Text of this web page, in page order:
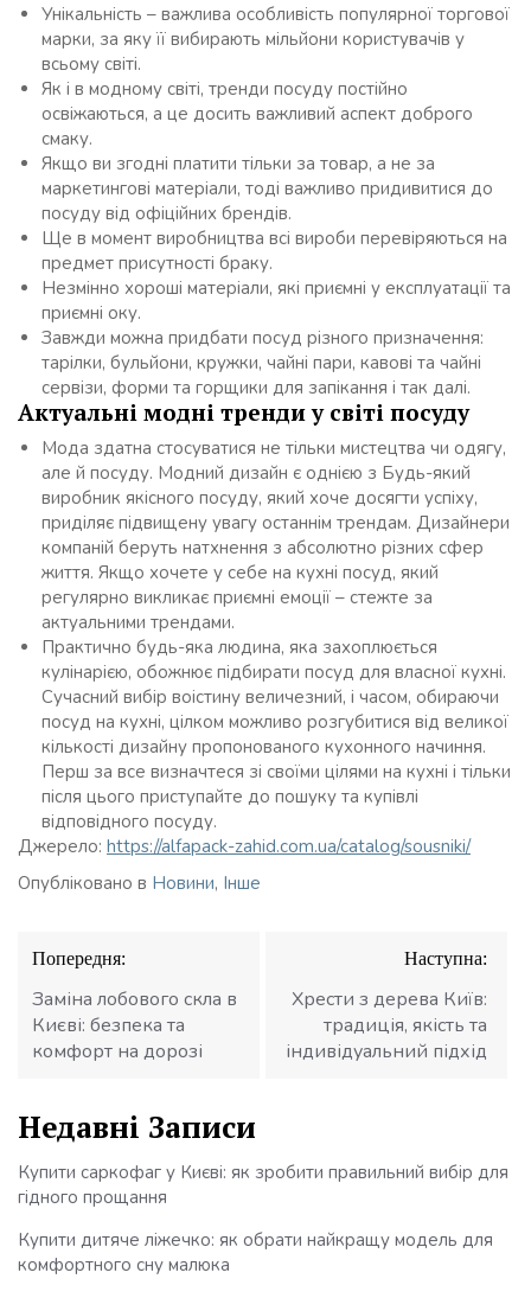
Унікальність – важлива особливість популярної торгової
марки, за яку її вибирають мільйони користувачів у
всьому світі.
Як і в модному світі, тренди посуду постійно
освіжаються, а це досить важливий аспект доброго
смаку.
Якщо ви згодні платити тільки за товар, а не за
маркетингові матеріали, тоді важливо придивитися до
посуду від офіційних брендів.
Ще в момент виробництва всі вироби перевіряються на
предмет присутності браку.
Незмінно хороші матеріали, які приємні у експлуатації та
приємні оку.
Завжди можна придбати посуд різного призначення:
тарілки, бульйони, кружки, чайні пари, кавові та чайні
сервізи, форми та горщики для запікання і так далі.
Актуальні модні тренди у світі посуду
Мода здатна стосуватися не тільки мистецтва чи одягу,
але й посуду. Модний дизайн є однією з Будь-який
виробник якісного посуду, який хоче досягти успіху,
приділяє підвищену увагу останнім трендам. Дизайнери
компаній беруть натхнення з абсолютно різних сфер
життя. Якщо хочете у себе на кухні посуд, який
регулярно викликає приємні емоції – стежте за
актуальними трендами.
Практично будь-яка людина, яка захоплюється
кулінарією, обожнює підбирати посуд для власної кухні.
Сучасний вибір воістину величезний, і часом, обираючи
посуд на кухні, цілком можливо розгубитися від великої
кількості дизайну пропонованого кухонного начиння.
Перш за все визначтеся зі своїми цілями на кухні і тільки
після цього приступайте до пошуку та купівлі
відповідного посуду.
Джерело: https://alfapack-zahid.com.ua/catalog/sousniki/
Опубліковано в Новини, Інше
Навігація
записів
Попередня:
Заміна лобового скла в
Києві: безпека та
комфорт на дорозі
Наступна:
Хрести з дерева Київ:
традиція, якість та
індивідуальний підхід
Недавні Записи
Купити саркофаг у Києві: як зробити правильний вибір для
гідного прощання
Купити дитяче ліжечко: як обрати найкращу модель для
комфортного сну малюка